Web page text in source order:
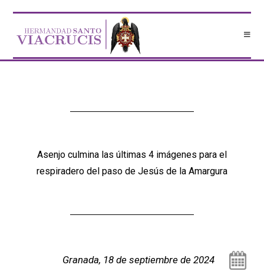
Asenjo culmina las últimas 4 imágenes para el
respiradero del paso de Jesús de la Amargura
Granada, 18 de septiembre de 2024